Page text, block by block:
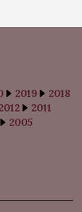
2019
2018
2011
2005